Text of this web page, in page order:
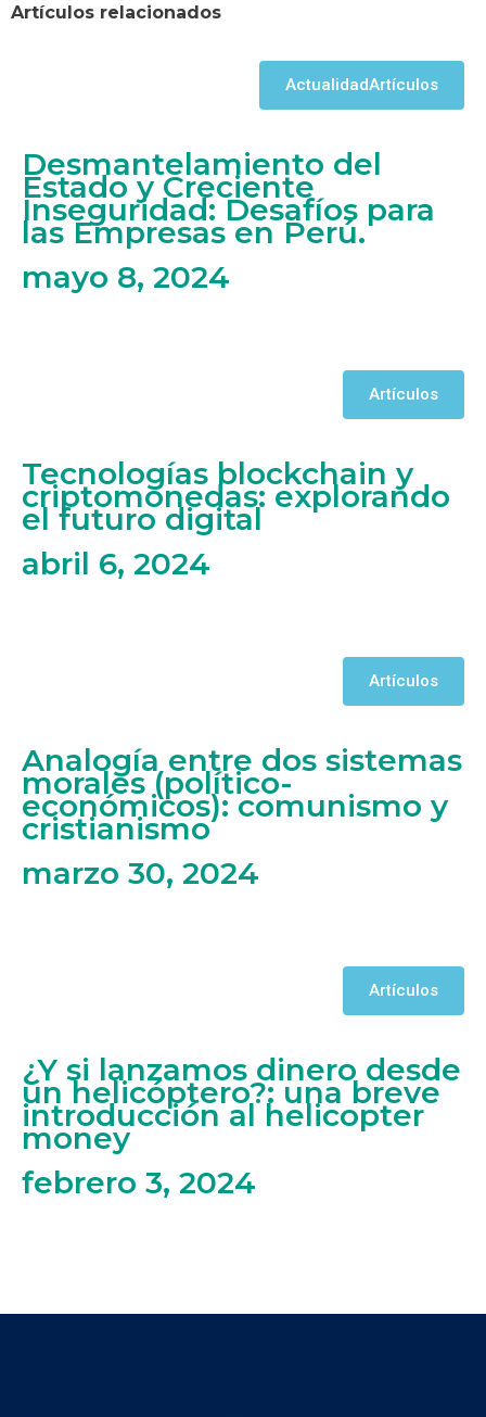
Artículos relacionados
ActualidadArtículos
Desmantelamiento del
Estado y Creciente
Inseguridad: Desafíos para
las Empresas en Perú.
mayo 8, 2024
Artículos
Tecnologías blockchain y
criptomonedas: explorando
el futuro digital
abril 6, 2024
Artículos
Analogía entre dos sistemas
morales (político-
económicos): comunismo y
cristianismo
marzo 30, 2024
Artículos
¿Y si lanzamos dinero desde
un helicóptero?: una breve
introducción al helicopter
money
febrero 3, 2024